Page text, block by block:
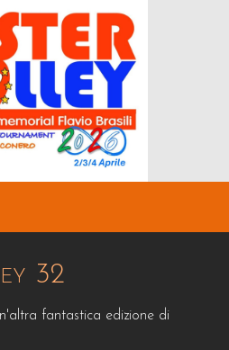
32
fantastica edizione di